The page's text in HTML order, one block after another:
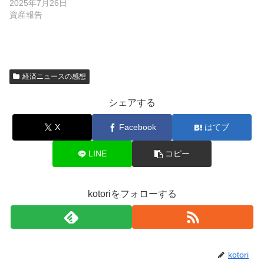
2025年7月26日
資産報告
経済ニュースの感想
シェアする
X Facebook はてブ
LINE コピー
kotoriをフォローする
kotori